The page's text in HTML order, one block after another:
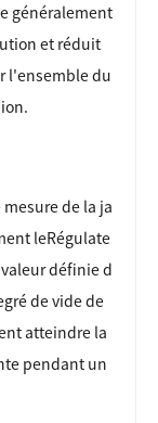
généralement
et réduit
l'ensemble du
de la ja
leRégulate
définie d
de vide de
atteindre la
pendant un